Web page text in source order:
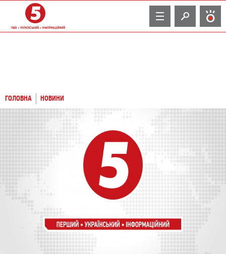
TV
ГОЛОВНА НОВИНИ